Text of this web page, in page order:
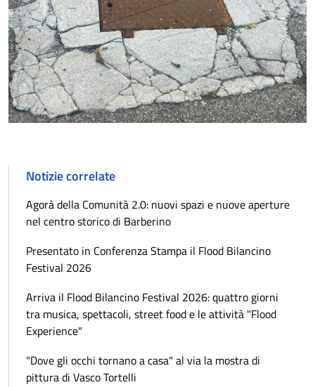
Notizie correlate
Agorà della Comunità 2.0: nuovi spazi e nuove aperture
nel centro storico di Barberino
Presentato in Conferenza Stampa il Flood Bilancino
Festival 2026
Arriva il Flood Bilancino Festival 2026: quattro giorni
tra musica, spettacoli, street food e le attività "Flood
Experience"
"Dove gli occhi tornano a casa" al via la mostra di
pittura di Vasco Tortelli